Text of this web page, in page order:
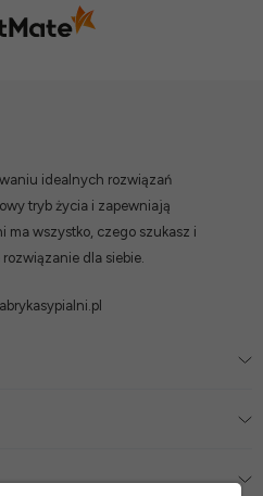
idealnych rozwiązań
tryb życia i zapewniają
ma wszystko, czego szukasz i
dla siebie.